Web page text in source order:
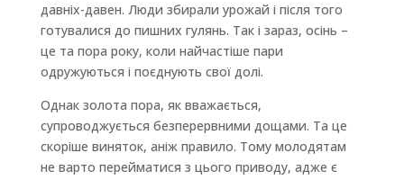
давніх-давен. Люди збирали урожай і після того
готувалися до пишних гулянь. Так і зараз, осінь –
це та пора року, коли найчастіше пари
одружуються і поєднують свої долі.
Однак золота пора, як вважається,
супроводжується безперервними дощами. Та це
скоріше виняток, аніж правило. Тому молодятам
не варто перейматися з цього приводу, адже є